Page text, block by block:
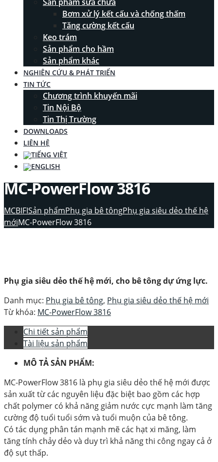
Bơm xử lý kết cấu và chống thấm
Tăng cường kết cấu
Keo trám
Sản phẩm cho hầm
Sản phẩm khác
NGHIÊN CỨU & PHÁT TRIỂN
TIN TỨC
Chương trình khuyến mãi
Tin Nội Bộ
Tin Thị Trường
DOWNLOADS
LIÊN HỆ
MC-PowerFlow 3816
MCBIFISản phẩmPhụ gia bê tôngPhụ gia siêu dẻo thế hệ
mớiMC-PowerFlow 3816
Phụ gia siêu dẻo thế hệ mới, cho bê tông dự ứng lực.
Danh mục: Phụ gia bê tông, Phụ gia siêu dẻo thế hệ mới
Từ khóa: MC-PowerFlow 3816
Chi tiết sản phẩm
Tài liệu sản phẩm
MÔ TẢ SẢN PHẨM:
MC-PowerFlow 3816 là phụ gia siêu dẻo thế hệ mới được
sản xuất từ các nguyên liệu đặc biệt bao gồm các hợp
chất polymer có khả năng giảm nước cực mạnh làm tăng
cường độ tuổi tuổi sớm và tuổi muộn của bê tông.
Có tác dụng phân tán mạnh mẽ các hạt xi măng, làm
tăng tính chảy dẻo và duy trì khả năng thi công ngay cả ở
độ sụt thấp.